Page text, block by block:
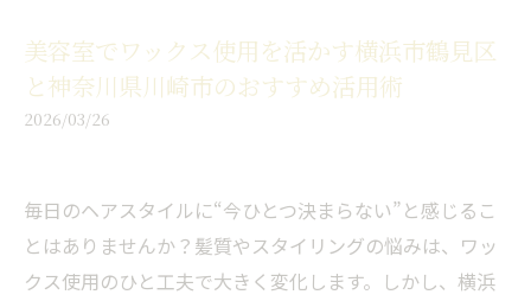
美容室でワックス使用を活かす横浜市鶴見区
と神奈川県川崎市のおすすめ活用術
2026/03/26
毎日のヘアスタイルに“今ひとつ決まらない”と感じるこ
とはありませんか？髪質やスタイリングの悩みは、ワッ
クス使用のひと工夫で大きく変化します。しかし、横浜